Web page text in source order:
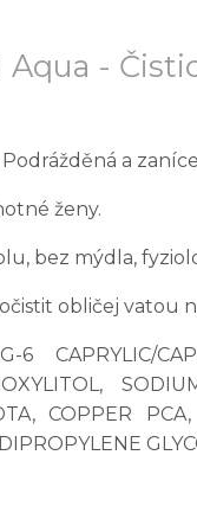
Aqua -
a
ženy.
bez mýdla,
obličej
CAPRYLIC/
COPPER